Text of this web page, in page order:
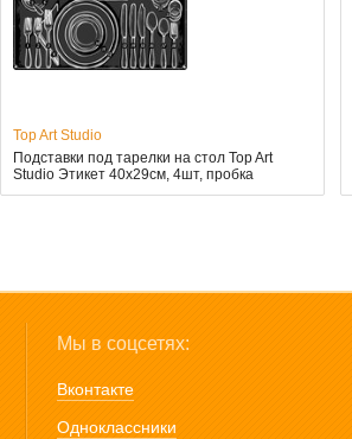
Top Art Studio
Подставки под тарелки на стол Top Art
Studio Этикет 40x29см, 4шт, пробка
Мы в соцсетях:
Вконтакте
Одноклассники